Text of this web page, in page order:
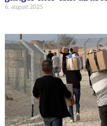
6. august 2025